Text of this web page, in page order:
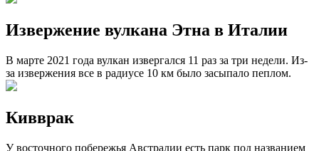
Извержение вулкана Этна в Италии
В марте 2021 года вулкан извергался 11 раз за три недели. Из-
за извержения все в радиусе 10 км было засыпало пеплом.
Кивврак
У восточного побережья Австралии есть парк под названием